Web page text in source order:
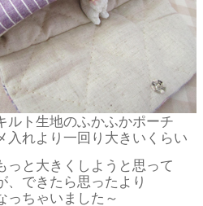
ルト生地のふかふかポーチ
入れより一回り大きいくらい
っと大きくしようと思って
、できたら思ったより
っちゃいました～